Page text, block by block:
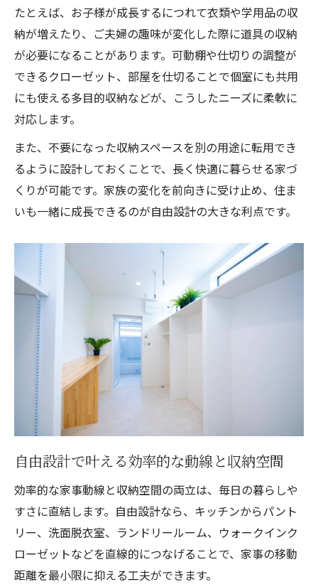
たとえば、お子様が成長するにつれて衣類や学用品の収
納が増えたり、ご夫婦の趣味が変化した際に道具の収納
が必要になることがあります。可動棚や仕切りの調整が
できるクローゼット、部屋を仕切ることで個室にも共用
にも使える多目的収納などが、こうしたニーズに柔軟に
対応します。
また、不要になった収納スペースを別の用途に転用でき
るように設計しておくことで、長く快適に暮らせる家づ
くりが可能です。家族の変化を前向きに受け止め、住ま
いも一緒に成長できるのが自由設計の大きな利点です。
自由設計で叶える効率的な動線と収納空間
効率的な家事動線と収納空間の両立は、毎日の暮らしや
すさに直結します。自由設計なら、キッチンからパント
リー、洗面脱衣室、ランドリールーム、ウォークインク
ローゼットなどを直線的につなげることで、家事の移動
距離を最小限に抑える工夫ができます。